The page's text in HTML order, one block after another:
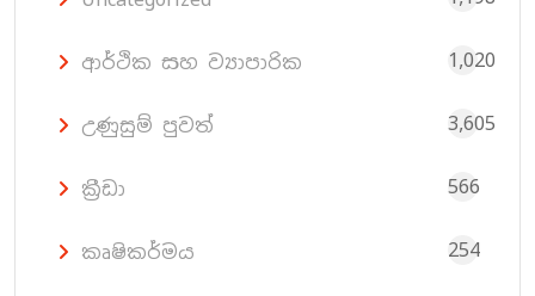
ආර්ථික සහ ව්‍යාපාරික 1,020
උණුසුම් පුවත් 3,605
ක්‍රීඩා 566
කෘෂිකර්මය 254